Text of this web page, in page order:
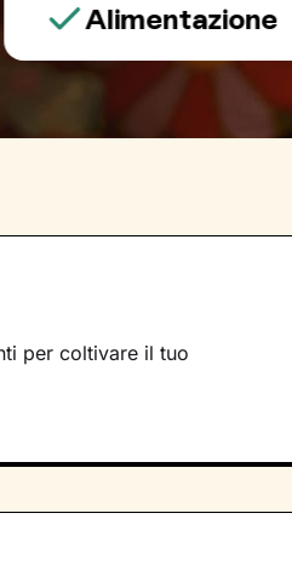
Alimentazione
per coltivare il tuo